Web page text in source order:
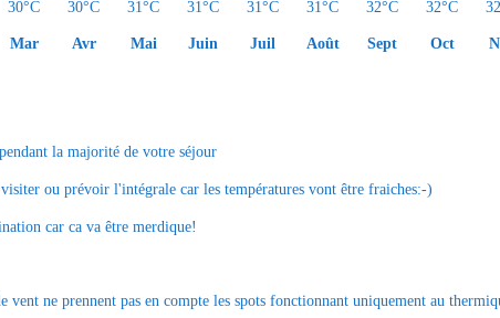
30°C
Mar
30°C
Avr
31°C
Mai
31°C
Juin
31°C
Juil
31°C
Août
32°C
Sept
32°C
Oct
la majorité de votre séjour
ou prévoir l'intégrale car les températures vont être fraiches:-)
car ca va être merdique!
vent ne prennent pas en compte les spots fonctionnant uniquement au